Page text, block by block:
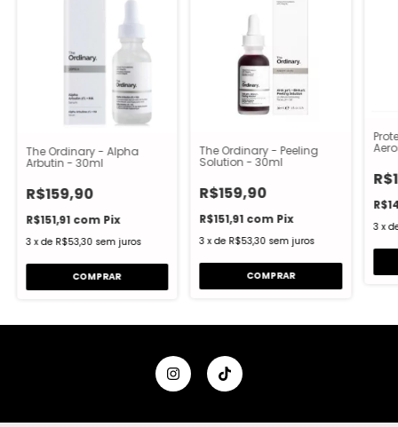
The Ordinary - Alpha
Arbutin - 30ml
R$159,90
R$151,91 com Pix
3 xde R$53,30 sem juros
The Ordinary - Peeling
Solution - 30ml
R$159,90
R$151,91 com Pix
3 xde R$53,30 sem juros
3 x